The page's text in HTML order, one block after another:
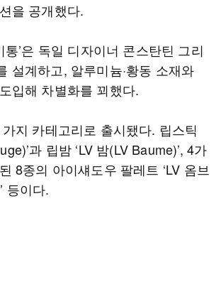
을 공개했다.
통’은 독일 디자이너 콘스탄틴 그리
설계하고, 알루미늄·황동 소재와
입해 차별화를 꾀했다.
지 카테고리로 출시됐다. 립스틱
과 립밤 ‘LV 밤(LV Baume)’, 4가
8종의 아이섀도우 팔레트 ‘LV 옴브
등이다.